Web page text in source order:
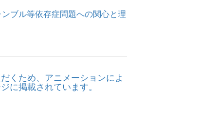
ブル等依存症問題への関心と理
くため、アニメーションによ
に掲載されています。